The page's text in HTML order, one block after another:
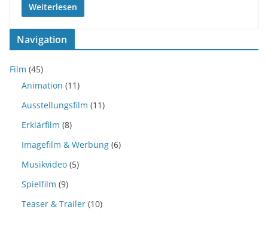
Weiterlesen
Navigation
Film (45)
Animation (11)
Ausstellungsfilm (11)
Erklärfilm (8)
Imagefilm & Werbung (6)
Musikvideo (5)
Spielfilm (9)
Teaser & Trailer (10)